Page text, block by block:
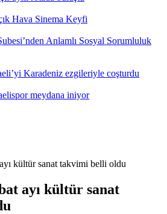
Hava Sinema Keyfi
Anlamlı Sosyal Sorumluluk
Karadeniz ezgileriyle coşturdu
meydana iniyor
kültür sanat takvimi belli oldu
ayı kültür sanat